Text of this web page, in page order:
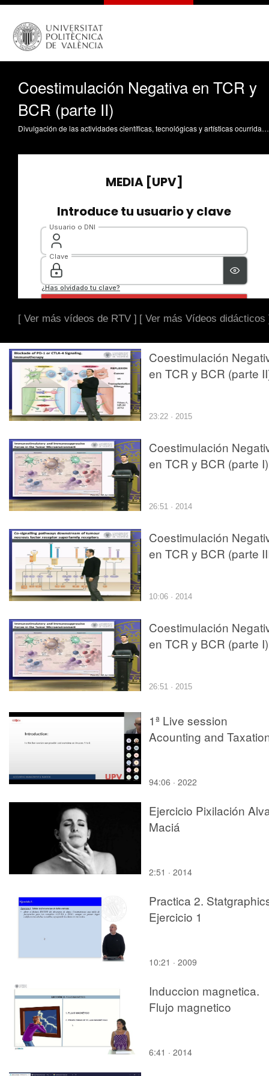
Coestimulación Negativa en TCR y
BCR (parte II)
Divulgación de las actividades científicas, tecnológicas y artísticas ocurridas en los tres campus de la UPV
[ Ver más vídeos de RTV ] [ Ver más Vídeos didácticos
Coestimulación
en TCR y BCR (parte
23:22 · 2015
Coestimulación
en TCR y BCR (parte I)
26:51 · 2014
Coestimulación
en TCR y BCR (parte
10:06 · 2014
Coestimulación
en TCR y BCR (parte I)
26:51 · 2015
1ª Live session
Acounting and
94:06 · 2022
Ejercicio Pixilación
Maciá
2:51 · 2014
Practica 2.
Ejercicio 1
10:21 · 2009
Induccion magnetica.
Flujo magnetico
6:41 · 2014